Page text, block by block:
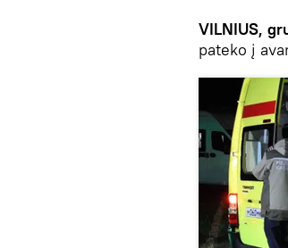
VILNIUS,
pateko į